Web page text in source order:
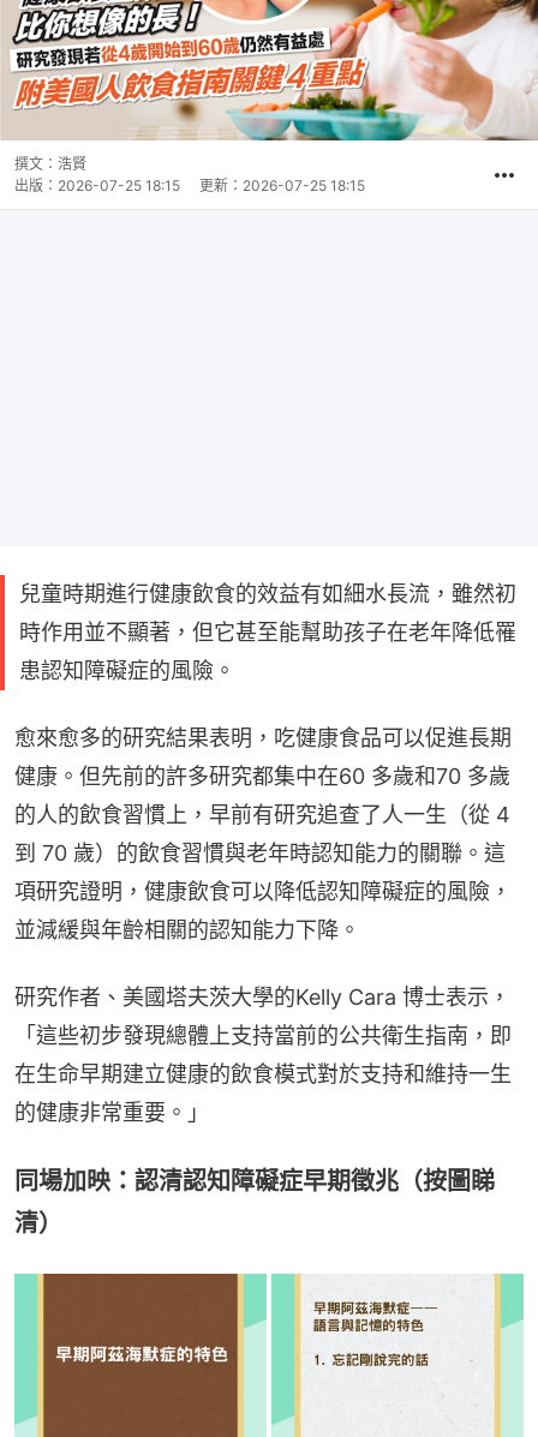
撰文： 浩賢
出版： 2026-07-25 18:15 更新： 2026-07-25 18:15
兒童時期進行健康飲食的效益有如細水長流，雖然初
時作用並不顯著，但它甚至能幫助孩子在老年降低罹
患認知障礙症的風險。
愈來愈多的研究結果表明，吃健康食品可以促進長期
健康。但先前的許多研究都集中在60 多歲和70 多歲
的人的飲食習慣上，早前有研究追查了人一生（從 4
到 70 歲）的飲食習慣與老年時認知能力的關聯。這
項研究證明，健康飲食可以降低認知障礙症的風險，
並減緩與年齡相關的認知能力下降。
研究作者、美國塔夫茨大學的Kelly Cara 博士表示，
「這些初步發現總體上支持當前的公共衛生指南，即
在生命早期建立健康的飲食模式對於支持和維持一生
的健康非常重要。」
同場加映：認清認知障礙症早期徵兆（按圖睇
清）